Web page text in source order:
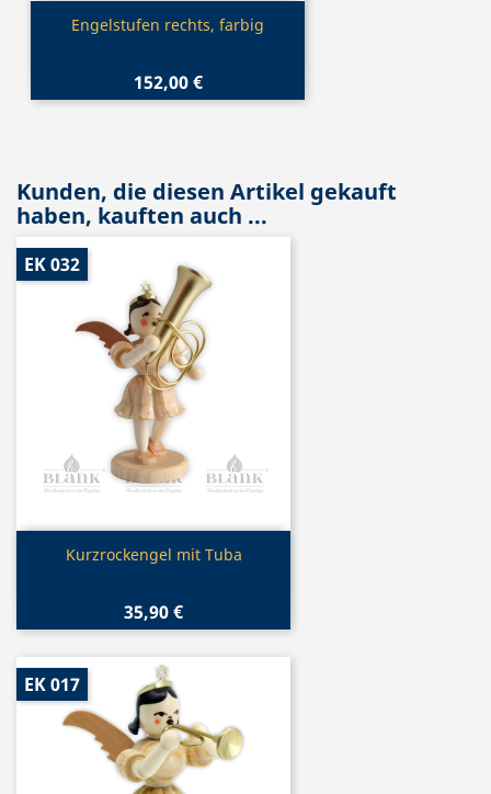
Vorschau
Engelstufen rechts, farbig
152,00 €
Kunden, die diesen Artikel gekauft
haben, kauften auch ...
Vorschau
Kurzrockengel mit Tuba
35,90 €
EK 032
EK 017